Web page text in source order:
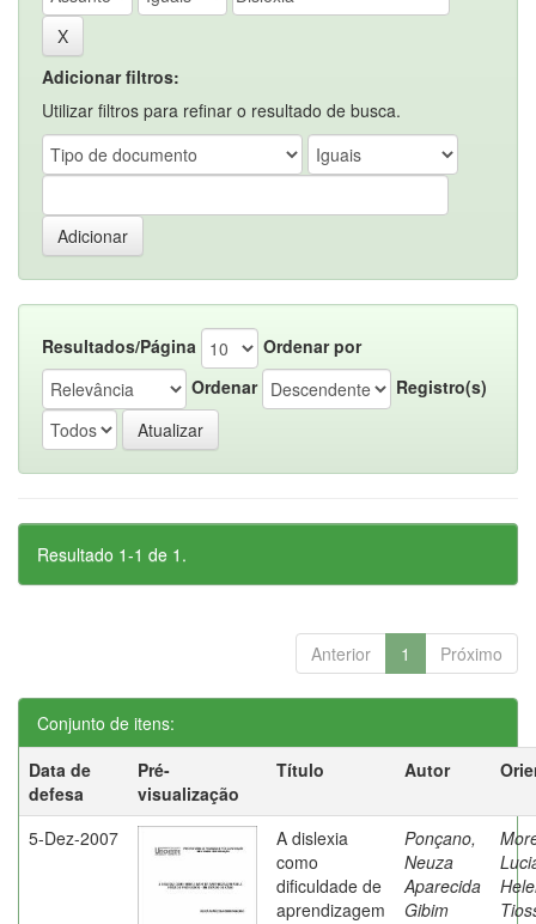
Adicionar filtros:
Utilizar filtros para refinar o resultado de busca.
Resultados/Página
Ordenar por
Ordenar
Registro(s)
Resultado 1-1 de 1.
Anterior 1 Próximo
Conjunto de itens:
Data de
defesa
Pré-
visualização
Título Autor
5-Dez-2007
A dislexia
como
dificuldade de
aprendizagem
Ponçano,
Neuza
Aparecida
Gibim